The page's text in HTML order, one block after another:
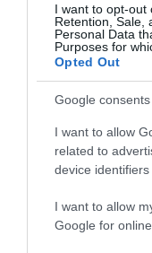
I want to opt-out
Retention, Sale,
Personal Data
Purposes for
Opted Out
Google consents
I want to allow
related to
device identifiers
I want to allow
Google for